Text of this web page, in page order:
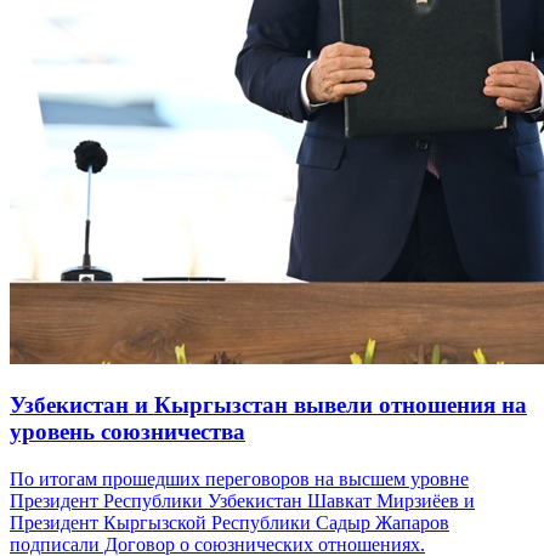
Узбекистан и Кыргызстан вывели отношения на
уровень союзничества
По итогам прошедших переговоров на высшем уровне
Президент Республики Узбекистан Шавкат Мирзиёев и
Президент Кыргызской Республики Садыр Жапаров
подписали Договор о союзнических отношениях.